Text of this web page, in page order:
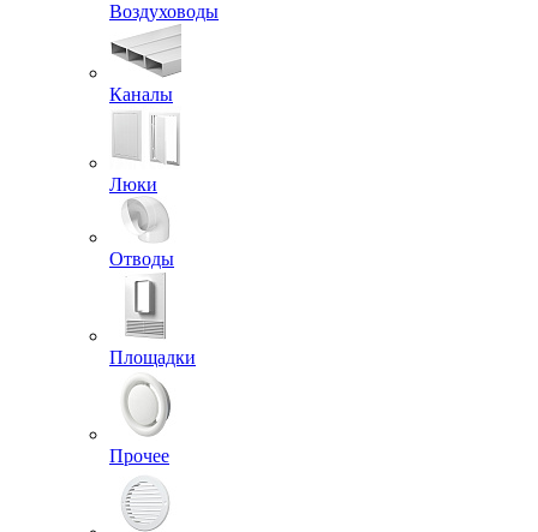
Воздуховоды
Каналы
Люки
Отводы
Площадки
Прочее